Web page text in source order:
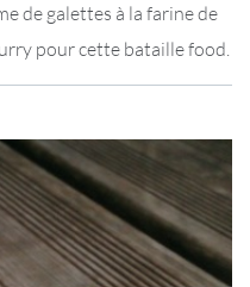
de galettes à la farine de
pour cette bataille food.